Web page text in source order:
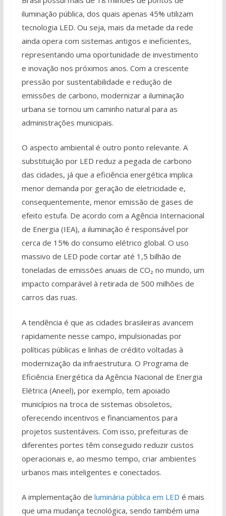
iluminação pública, dos quais apenas 45% utilizam
tecnologia LED. Ou seja, mais da metade da rede
ainda opera com sistemas antigos e ineficientes,
representando uma oportunidade de investimento
e inovação nos próximos anos. Com a crescente
pressão por sustentabilidade e redução de
emissões de carbono, modernizar a iluminação
urbana se tornou um caminho natural para as
administrações municipais.
O aspecto ambiental é outro ponto relevante. A
substituição por LED reduz a pegada de carbono
das cidades, já que a eficiência energética implica
menor demanda por geração de eletricidade e,
consequentemente, menor emissão de gases de
efeito estufa. De acordo com a Agência Internacional
de Energia (IEA), a iluminação é responsável por
cerca de 15% do consumo elétrico global. O uso
massivo de LED pode cortar até 1,5 bilhão de
toneladas de emissões anuais de CO₂ no mundo, um
impacto comparável à retirada de 500 milhões de
carros das ruas.
A tendência é que as cidades brasileiras avancem
rapidamente nesse campo, impulsionadas por
políticas públicas e linhas de crédito voltadas à
modernização da infraestrutura. O Programa de
Eficiência Energética da Agência Nacional de Energia
Elétrica (Aneel), por exemplo, tem apoiado
municípios na troca de sistemas obsoletos,
oferecendo incentivos e financiamentos para
projetos sustentáveis. Com isso, prefeituras de
diferentes portes têm conseguido reduzir custos
operacionais e, ao mesmo tempo, criar ambientes
urbanos mais inteligentes e conectados.
A implementação de luminária pública em LED é mais
que uma mudança tecnológica, sendo também uma